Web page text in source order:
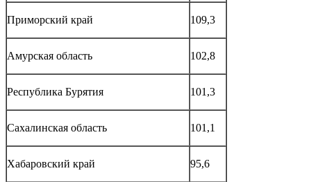
Приморский край 109,3
Амурская область 102,8
Республика Бурятия 101,3
Сахалинская область 101,1
Хабаровский край 95,6